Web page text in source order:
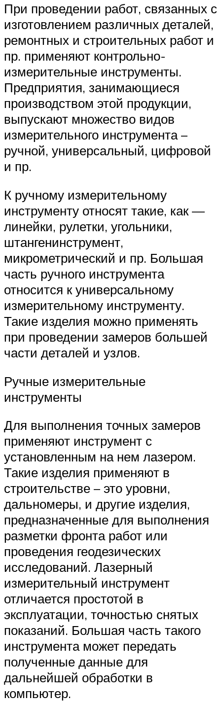
При проведении работ, связанных с
изготовлением различных деталей,
ремонтных и строительных работ и
пр. применяют контрольно-
измерительные инструменты.
Предприятия, занимающиеся
производством этой продукции,
выпускают множество видов
измерительного инструмента –
ручной, универсальный, цифровой
и пр.
К ручному измерительному
инструменту относят такие, как —
линейки, рулетки, угольники,
штангенинструмент,
микрометрический и пр. Большая
часть ручного инструмента
относится к универсальному
измерительному инструменту.
Такие изделия можно применять
при проведении замеров большей
части деталей и узлов.
Ручные измерительные
инструменты
Для выполнения точных замеров
применяют инструмент с
установленным на нем лазером.
Такие изделия применяют в
строительстве – это уровни,
дальномеры, и другие изделия,
предназначенные для выполнения
разметки фронта работ или
проведения геодезических
исследований. Лазерный
измерительный инструмент
отличается простотой в
эксплуатации, точностью снятых
показаний. Большая часть такого
инструмента может передать
полученные данные для
дальнейшей обработки в
компьютер.